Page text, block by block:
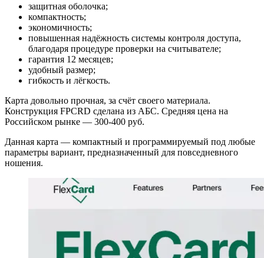
защитная оболочка;
компактность;
экономичность;
повышенная надёжность системы контроля доступа,
благодаря процедуре проверки на считывателе;
гарантия 12 месяцев;
удобный размер;
гибкость и лёгкость.
Карта довольно прочная, за счёт своего материала.
Конструкция FPCRD сделана из АБС. Средняя цена на
Российском рынке — 300-400 руб.
Данная карта — компактный и программируемый под любые
параметры вариант, предназначенный для повседневного
ношения.